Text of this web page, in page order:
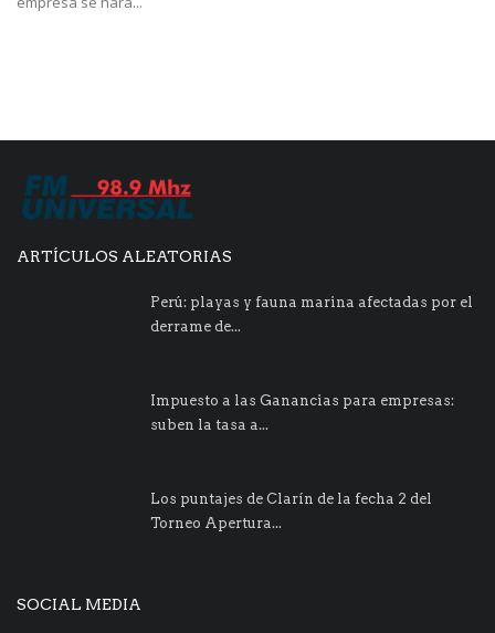
ARTÍCULOS ALEATORIAS
Perú: playas y fauna marina afectadas por el
derrame de...
Impuesto a las Ganancias para empresas:
suben la tasa a...
Los puntajes de Clarín de la fecha 2 del
Torneo Apertura...
SOCIAL MEDIA